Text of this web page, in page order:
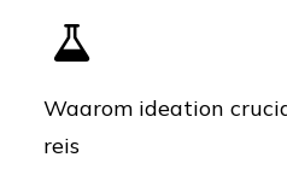
Waarom ideation
reis